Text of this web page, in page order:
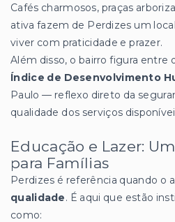
Cafés charmosos, praças
ativa fazem de Perdizes um
viver com praticidade e prazer.
Além disso, o bairro figura entre
Índice de Desenvolvimento
Paulo — reflexo direto da
qualidade dos serviços
Educação e Lazer:
para Famílias
Perdizes é referência quando o
qualidade. É aqui que estão
como: